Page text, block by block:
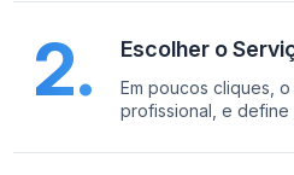
2. Escolher o
Em poucos cliques,
profissional, e define